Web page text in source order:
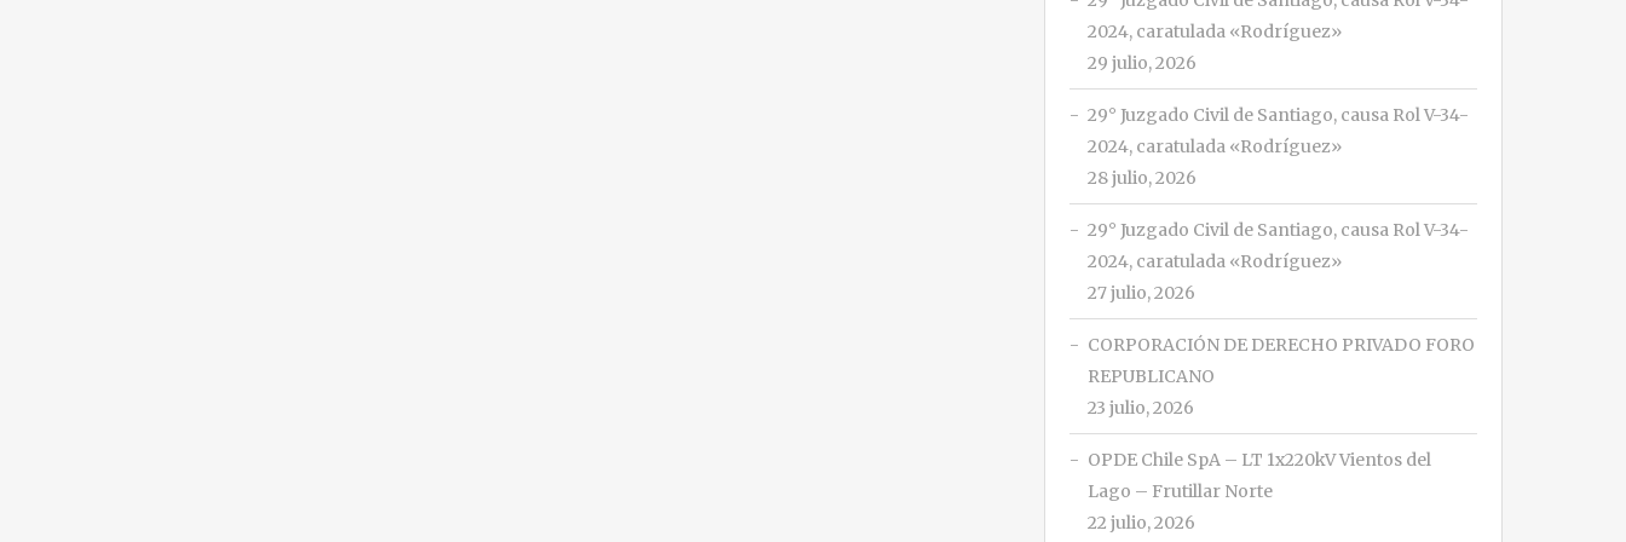
2024, caratulada «Rodríguez»
29 julio, 2026
29° Juzgado Civil de Santiago, causa Rol V-34-
2024, caratulada «Rodríguez»
28 julio, 2026
29° Juzgado Civil de Santiago, causa Rol V-34-
2024, caratulada «Rodríguez»
27 julio, 2026
CORPORACIÓN DE DERECHO PRIVADO FORO
REPUBLICANO
23 julio, 2026
OPDE Chile SpA – LT 1x220kV Vientos del
Lago – Frutillar Norte
22 julio, 2026